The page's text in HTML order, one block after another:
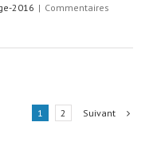
2016 | Commentaires
1 2 Suivant